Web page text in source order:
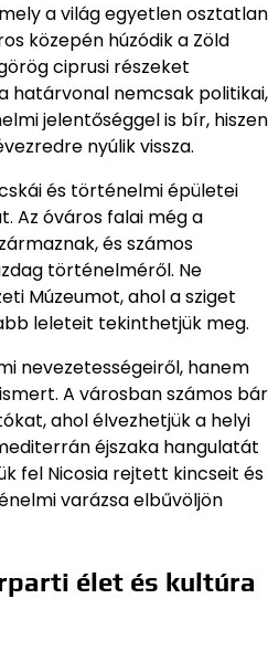
a világ egyetlen osztatlan
közepén húzódik a Zöld
ciprusi részeket
határvonal nemcsak politikai,
jelentőséggel is bír, hiszen
nyúlik vissza.
és történelmi épületei
Az óváros falai még a
és számos
történelméről. Ne
Múzeumot, ahol a sziget
leleteit tekinthetjük meg.
nevezetességeiről, hanem
A városban számos bár
ahol élvezhetjük a helyi
éjszaka hangulatát
fel Nicosia rejtett kincseit és
varázsa elbűvöljön
élet és kultúra